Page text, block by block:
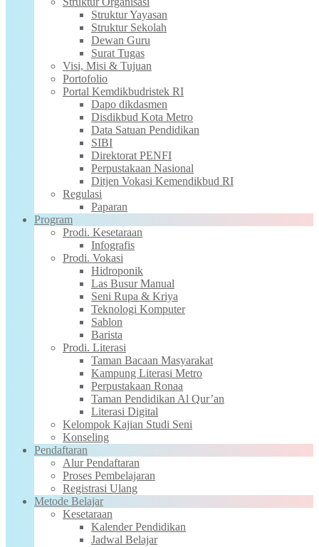
Struktur Yayasan
Struktur Sekolah
Dewan Guru
Surat Tugas
Visi, Misi & Tujuan
Portofolio
Portal Kemdikbudristek RI
Dapo dikdasmen
Disdikbud Kota Metro
Data Satuan Pendidikan
SIBI
Direktorat PENFI
Perpustakaan Nasional
Ditjen Vokasi Kemendikbud RI
Regulasi
Paparan
Program
Prodi. Kesetaraan
Infografis
Prodi. Vokasi
Hidroponik
Las Busur Manual
Seni Rupa & Kriya
Teknologi Komputer
Sablon
Barista
Prodi. Literasi
Taman Bacaan Masyarakat
Kampung Literasi Metro
Perpustakaan Ronaa
Taman Pendidikan Al Qur’an
Literasi Digital
Kelompok Kajian Studi Seni
Konseling
Pendaftaran
Alur Pendaftaran
Proses Pembelajaran
Registrasi Ulang
Metode Belajar
Kesetaraan
Kalender Pendidikan
Jadwal Belajar